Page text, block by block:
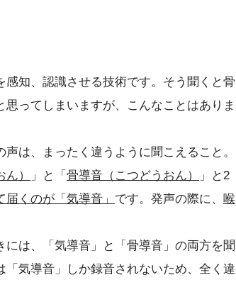
知、認識させる技術です。そう聞くと骨
ってしまいますが、こんなことはありま
は、まったく違うように聞こえること。
） 」と「 骨導音（こつどうおん）
」と2
くのが「気導音」 です。発声の際に、 喉
は、「気導音」と「骨導音」の両方を聞
気導音」しか録音されないため、全く違